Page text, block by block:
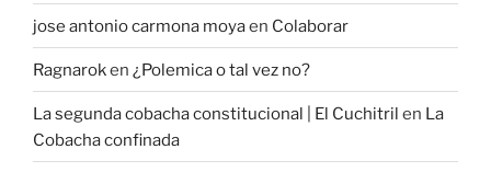
jose antonio carmona moyaen Colaborar
Ragnaroken ¿Polemica o tal vez no?
La segunda cobacha constitucional | El Cuchitril en La
Cobacha confinada